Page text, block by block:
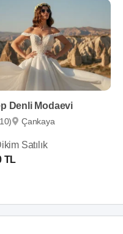
Denli Modaevi
Çankaya
Satılık
TL